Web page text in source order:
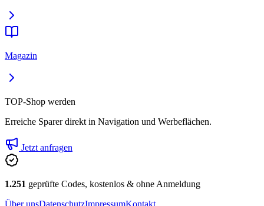
Magazin
TOP-Shop werden
Erreiche Sparer direkt in Navigation und Werbeflächen.
Jetzt anfragen
1.251 geprüfte Codes, kostenlos & ohne Anmeldung
Über unsDatenschutzImpressumKontakt